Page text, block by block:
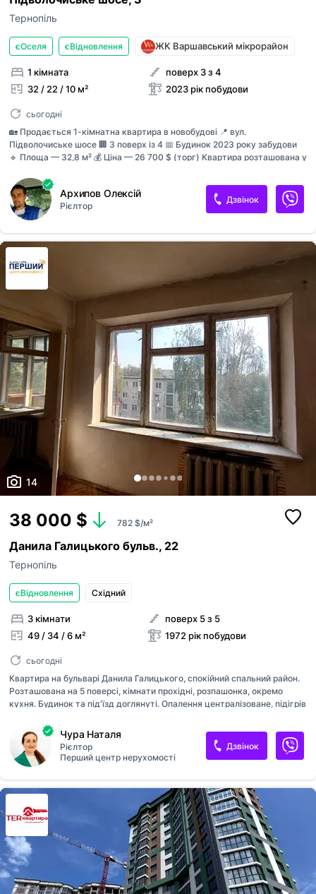
Тернопіль
єОселя єВідновлення ЖК Варшавський мікрорайон
1 кімната
32 / 22 / 10 м²
поверх 3 з 4
2023 рік побудови
сьогодні
🏡 Продається 1-кімнатна квартира в новобудові 📍 вул.
Підволочиське шосе 🏢 3 поверх із 4 📅 Будинок 2023 року забудови
🔹 Площа — 32,8 м² 💰 Ціна — 26 700 $ (торг) Квартира розташована у
територією та великою кількістю паркомісць. У комплексі також є
гаражі та кладові приміщення. ✅ Броньовані вхідні двері ✅ Система
клімат-контролю ✅ Усі лічильники підключені ✅ Встановлений
двозонний електролічильник (день/ніч) ✅ Проведені водопостачання
та каналізація ✅ Змонтовані петлі теплої підлоги ✅ Електричне
опалення ✅ Будинок обладнаний енергозберігаючою станцією, що
забезпечує безперебійне електропостачання місць загального
користування 🏠 Чудов...
Архипов Олексій
Рієлтор
Дзвінок
14
38 000 $ 782 $/м²
Данила Галицького бульв., 22
Тернопіль
єВідновлення Східний
3 кімнати
49 / 34 / 6 м²
поверх 5 з 5
1972 рік побудови
сьогодні
Квартира на бульварі Данила Галицького, спокійний спальний район.
Розташована на 5 поверсі, кімнати прохідні, розпашонка, окремо
кухня. Будинок та під'їзд доглянуті. Опалення централізоване, підігрів
великої кімнати. Квартира потребує капітального ремонту.
Чура Наталя
Рієлтор
Перший центр нерухомості
Дзвінок